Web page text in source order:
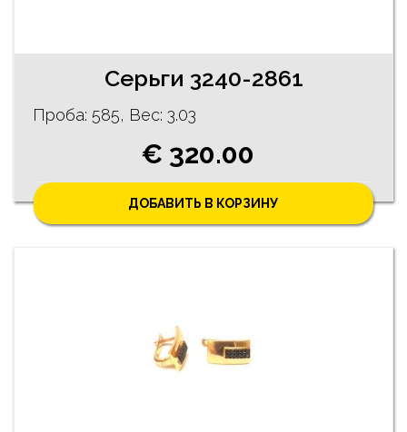
Серьги 3240-2861
Проба: 585, Bес: 3.03
€ 320.00
ДОБАВИТЬ В КОРЗИНУ